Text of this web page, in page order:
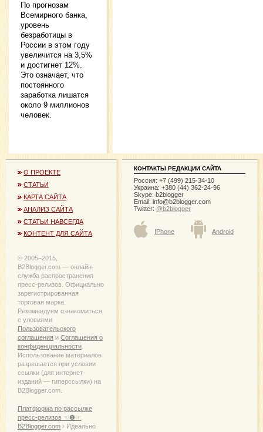
По прогнозам
Всемирного банка,
уровень
безработицы в
России в этом году
увеличится на 3,5%
и достигнет 12%.
Это означает, что
постоянного
заработка лишатся
около 9 миллионов
человек.
О ПРОЕКТЕ
СТАТЬИ
КАРТА САЙТА
АНАЛИЗ САЙТА
СТАТЬИ НАВСЕГДА
КОНТЕНТ ДЛЯ САЙТА
© 2005−2015,
B2Blogger.com — онлайн-
служба распространения
пресс-релизов. Официально
зарегистрированная
торговая марка.
Рекомендуем ознакомиться
с уловиями
Пользовательского
соглашения и Соглашения о
конфиденциальности
Использование материалов
разрешается при условии
ссылки (для интернет-
изданий — гиперссылки) на
B2Blogger.com.
Платформа по рассылке
пресс-релизов ☜❶☞
B2Blogger.com › Идеально
КОНТАКТЫ РЕДАКЦИИ САЙТА
Россия: +7 (499) 215-34-10
Украина: +380 (44) 362-24-96
Skype: b2blogger
Email: info@b2blogger.com
Twitter: @b2blogger
IPhone Android